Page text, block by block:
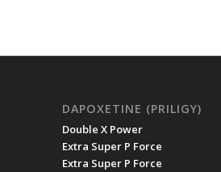
DAPOXETINE (PRILIGY)
Double X Power
Extra Super P Force
Extra Super P Force